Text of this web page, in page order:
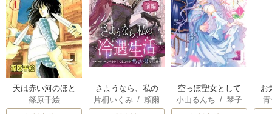
天は赤い河のほと
り
篠原千絵
さようなら、私の
冷遇生活 ～パーテ
片桐いくみ / 頼爾
空っぽ聖女として
捨てられたはず
小山るんち /琴子
お